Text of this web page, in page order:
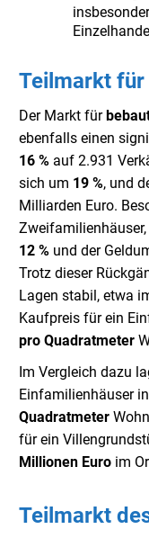
Teilmarkt für
Der Markt für
ebenfalls einen
16 % auf 2.931
sich um 19 %, und
Milliarden Euro.
12 % und der
Trotz dieser
Lagen stabil, etwa
Kaufpreis für ein
pro Quadratmeter
Im Vergleich dazu
Einfamilienhäuser
Quadratmeter
für ein
Millionen Euro im
Teilmarkt